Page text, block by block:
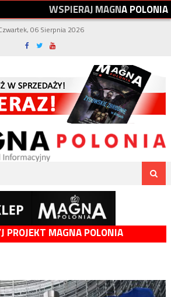
WSPIERAJMAGNAPOLONIA
06 Sierpnia 2026
PROJEKT MAGNA POLONIA